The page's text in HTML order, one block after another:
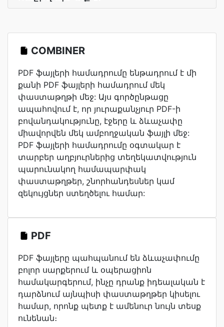
COMBINER
PDF ֆայլերի համադրումը ենթադրում է մի
քանի PDF ֆայլերի համադրում մեկ
փաստաթղթի մեջ: Այս գործընթացը
ապահովում է, որ յուրաքանչյուր PDF-ի
բովանդակությունը, էջերը և ձևաչափը
միավորվեն մեկ ամբողջական ֆայլի մեջ:
PDF ֆայլերի համադրումը օգտակար է
տարբեր աղբյուրներից տեղեկատվություն
պարունակող համապարփակ
փաստաթղթեր, շնորհանդեսներ կամ
զեկույցներ ստեղծելու համար:
PDF
PDF ֆայլերը պահպանում են ձևաչափումը
բոլոր սարքերում և օպերացիոն
համակարգերում, ինչը դրանք իդեալական է
դարձնում այնպիսի փաստաթղթեր կիսելու
համար, որոնք պետք է ամենուր նույն տեսք
ունենան։